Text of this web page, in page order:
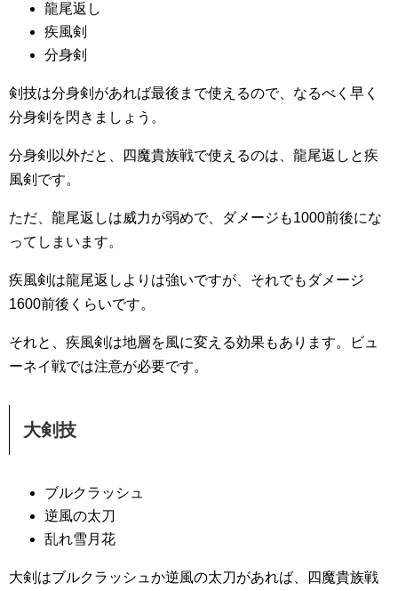
龍尾返し
疾風剣
分身剣
剣技は分身剣があれば最後まで使えるので、なるべく早く
分身剣を閃きましょう。
分身剣以外だと、四魔貴族戦で使えるのは、龍尾返しと疾
風剣です。
ただ、龍尾返しは威力が弱めで、ダメージも1000前後にな
ってしまいます。
疾風剣は龍尾返しよりは強いですが、それでもダメージ
1600前後くらいです。
それと、疾風剣は地層を風に変える効果もあります。ビュ
ーネイ戦では注意が必要です。
大剣技
ブルクラッシュ
逆風の太刀
乱れ雪月花
大剣はブルクラッシュか逆風の太刀があれば、四魔貴族戦